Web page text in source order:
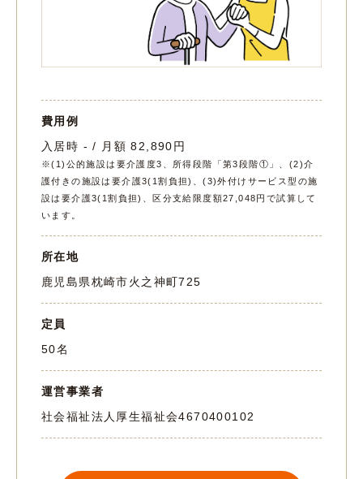
費用例
入居時 - / 月額 82,890円
※(1)公的施設は要介護度3、所得段階「第3段階①」、(2)介
護付きの施設は要介護3(1割負担)、(3)外付けサービス型の施
設は要介護3(1割負担)、区分支給限度額27,048円で試算して
います。
所在地
鹿児島県枕崎市火之神町725
定員
50名
運営事業者
社会福祉法人厚生福祉会4670400102